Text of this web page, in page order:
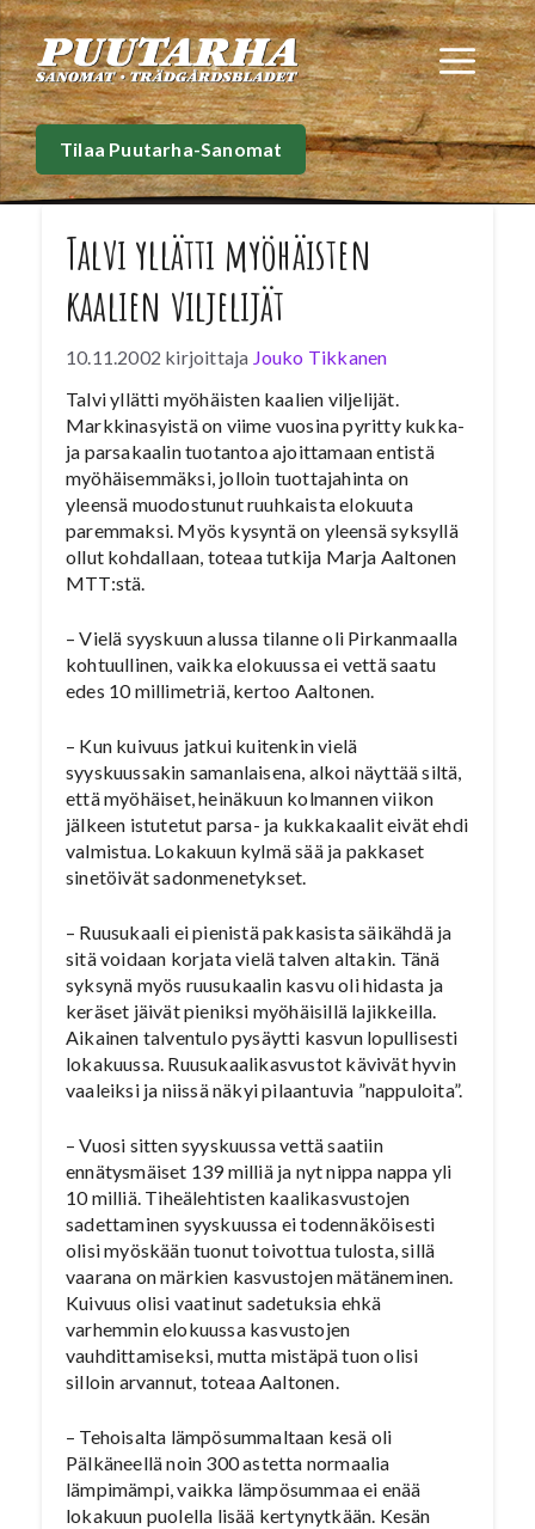
Siirry
sisältöön
Tilaa Puutarha-Sanomat
Talvi yllätti myöhäisten
kaalien viljelijät
10.11.2002 kirjoittaja Jouko Tikkanen
Talvi yllätti myöhäisten kaalien viljelijät.
Markkinasyistä on viime vuosina pyritty kukka-
ja parsakaalin tuotantoa ajoittamaan entistä
myöhäisemmäksi, jolloin tuottajahinta on
yleensä muodostunut ruuhkaista elokuuta
paremmaksi. Myös kysyntä on yleensä syksyllä
ollut kohdallaan, toteaa tutkija Marja Aaltonen
MTT:stä.
– Vielä syyskuun alussa tilanne oli Pirkanmaalla
kohtuullinen, vaikka elokuussa ei vettä saatu
edes 10 millimetriä, kertoo Aaltonen.
– Kun kuivuus jatkui kuitenkin vielä
syyskuussakin samanlaisena, alkoi näyttää siltä,
että myöhäiset, heinäkuun kolmannen viikon
jälkeen istutetut parsa- ja kukkakaalit eivät ehdi
valmistua. Lokakuun kylmä sää ja pakkaset
sinetöivät sadonmenetykset.
– Ruusukaali ei pienistä pakkasista säikähdä ja
sitä voidaan korjata vielä talven altakin. Tänä
syksynä myös ruusukaalin kasvu oli hidasta ja
keräset jäivät pieniksi myöhäisillä lajikkeilla.
Aikainen talventulo pysäytti kasvun lopullisesti
lokakuussa. Ruusukaalikasvustot kävivät hyvin
vaaleiksi ja niissä näkyi pilaantuvia ”nappuloita”.
– Vuosi sitten syyskuussa vettä saatiin
ennätysmäiset 139 milliä ja nyt nippa nappa yli
10 milliä. Tiheälehtisten kaalikasvustojen
sadettaminen syyskuussa ei todennäköisesti
olisi myöskään tuonut toivottua tulosta, sillä
vaarana on märkien kasvustojen mätäneminen.
Kuivuus olisi vaatinut sadetuksia ehkä
varhemmin elokuussa kasvustojen
vauhdittamiseksi, mutta mistäpä tuon olisi
silloin arvannut, toteaa Aaltonen.
– Tehoisalta lämpösummaltaan kesä oli
Pälkäneellä noin 300 astetta normaalia
lämpimämpi, vaikka lämpösummaa ei enää
lokakuun puolella lisää kertynytkään. Kesän